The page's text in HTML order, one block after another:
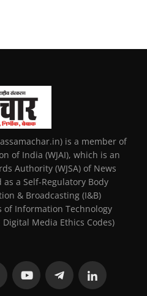
is a member of
of India (WJAI), which is an
Authority (WJSA) of News
a Self-Regulatory Body
& Broadcasting (I&B)
Information Technology
Media Ethics Codes)